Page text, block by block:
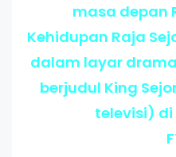
masa depan
Kehidupan Raja
dalam layar
berjudul King
televisi)